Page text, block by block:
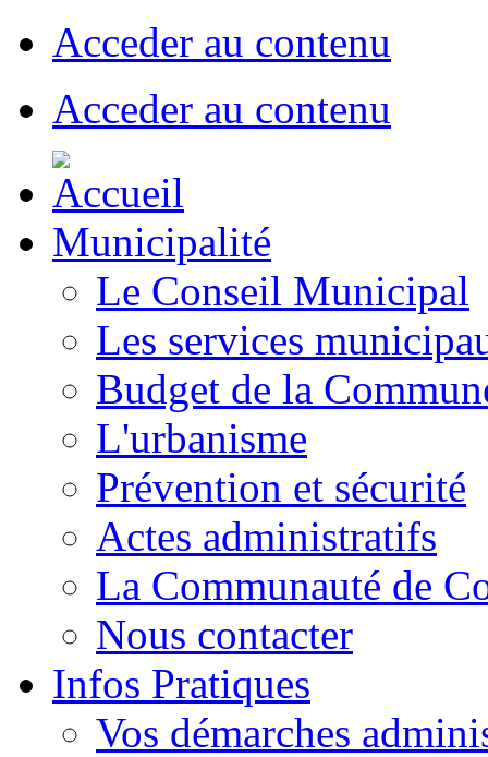
Acceder au contenu
Acceder au contenu
Municipalité
Le Conseil Municipal
Les services
Budget de la
L'urbanisme
Prévention et sécurité
Actes administratifs
La Communauté de
Nous contacter
Infos Pratiques
Vos démarches